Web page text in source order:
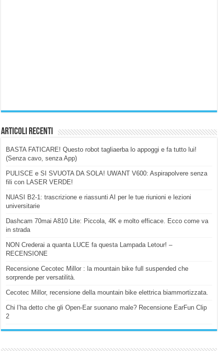
Articoli Recenti
BASTA FATICARE! Questo robot tagliaerba lo appoggi e fa tutto lui!
(Senza cavo, senza App)
PULISCE e SI SVUOTA DA SOLA! UWANT V600: Aspirapolvere senza
fili con LASER VERDE!
NUASI B2-1: trascrizione e riassunti AI per le tue riunioni e lezioni
universitarie
Dashcam 70mai A810 Lite: Piccola, 4K e molto efficace. Ecco come va
in strada
NON Crederai a quanta LUCE fa questa Lampada Letour! –
RECENSIONE
Recensione Cecotec Millor : la mountain bike full suspended che
sorprende per versatilità.
Cecotec Millor, recensione della mountain bike elettrica biammortizzata.
Chi l’ha detto che gli Open-Ear suonano male? Recensione EarFun Clip
2